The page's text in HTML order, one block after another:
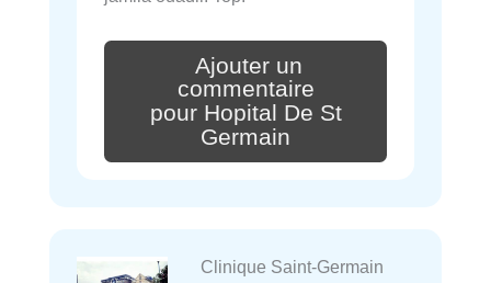
Ajouter un
commentaire
pour Hopital De St
Germain
Clinique Saint-Germain